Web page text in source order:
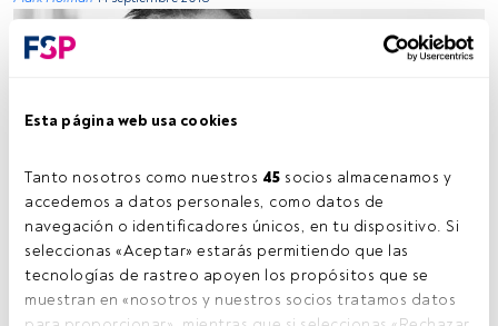
Esta página web usa cookies
Tanto nosotros como nuestros 45 socios almacenamos y
accedemos a datos personales, como datos de
navegación o identificadores únicos, en tu dispositivo. Si
seleccionas «Aceptar» estarás permitiendo que las
tecnologías de rastreo apoyen los propósitos que se
muestran en «nosotros y nuestros socios tratamos datos
Cedida por Vontobel
Tiempo lectura: